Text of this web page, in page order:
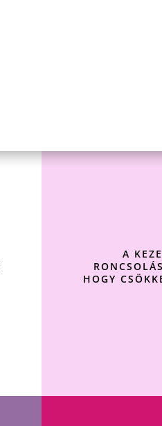
A
HOGY